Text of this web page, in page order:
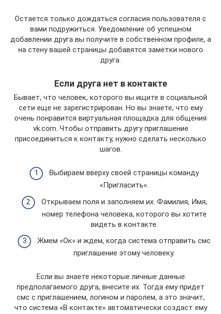
Остается только дождаться согласия пользователя с
вами подружиться. Уведомление об успешном
добавлении друга вы получите в собственном профиле, а
на стену вашей страницы добавятся заметки нового
друга.
Если друга нет в контакте
Бывает, что человек, которого вы ищите в социальной
сети еще не зарегистрирован. Но вы знаете, что ему
очень понравится виртуальная площадка для общения
vk.com. Чтобы отправить другу приглашение
присоединиться к контакту, нужно сделать несколько
шагов.
Выбираем вверху своей страницы команду
«Пригласить».
Открываем поля и заполняем их. Фамилия, Имя,
номер телефона человека, которого вы хотите
видеть в контакте.
Жмем «Ок» и ждем, когда система отправить смс
приглашение этому человеку.
Если вы знаете некоторые личные данные
предполагаемого друга, внесите их. Тогда ему придет
смс с приглашением, логином и паролем, а это значит,
что система «В контакте» автоматически создаст ему